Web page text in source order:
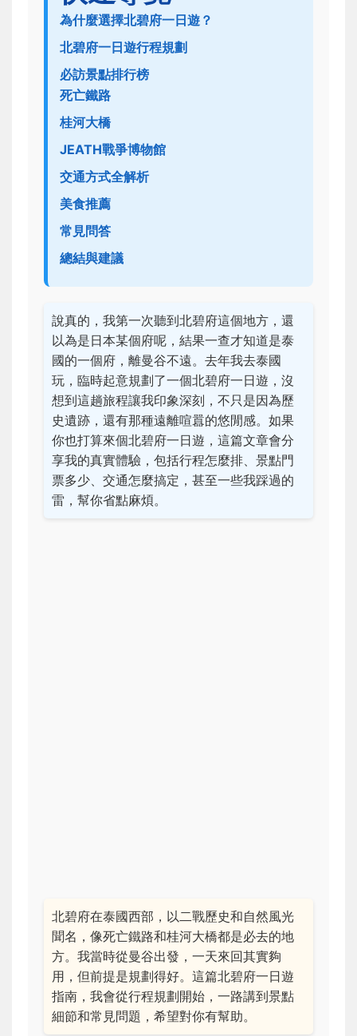
為什麼選擇北碧府一日遊？
北碧府一日遊行程規劃
必訪景點排行榜
死亡鐵路
桂河大橋
JEATH戰爭博物館
交通方式全解析
美食推薦
常見問答
總結與建議
說真的，我第一次聽到北碧府這個地方，還
以為是日本某個府呢，結果一查才知道是泰
國的一個府，離曼谷不遠。去年我去泰國
玩，臨時起意規劃了一個北碧府一日遊，沒
想到這趟旅程讓我印象深刻，不只是因為歷
史遺跡，還有那種遠離喧囂的悠閒感。如果
你也打算來個北碧府一日遊，這篇文章會分
享我的真實體驗，包括行程怎麼排、景點門
票多少、交通怎麼搞定，甚至一些我踩過的
雷，幫你省點麻煩。
北碧府在泰國西部，以二戰歷史和自然風光
聞名，像死亡鐵路和桂河大橋都是必去的地
方。我當時從曼谷出發，一天來回其實夠
用，但前提是規劃得好。這篇北碧府一日遊
指南，我會從行程規劃開始，一路講到景點
細節和常見問題，希望對你有幫助。